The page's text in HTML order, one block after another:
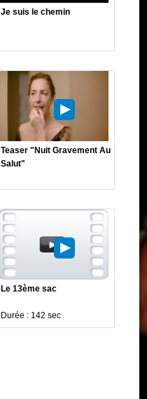
Je suis le chemin
Teaser "Nuit Gravement Au
Salut"
Le 13ème sac
Durée : 142 sec